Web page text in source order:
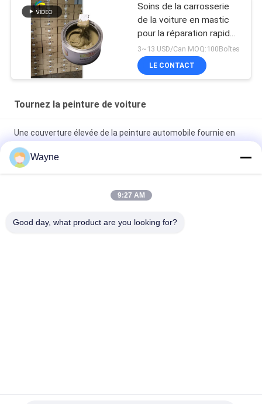
Soins de la carrosserie
de la voiture en mastic
pour la réparation rapide
des inégalités
3~13 USD/Can MOQ:100Boîtes
LE CONTACT
Tournez la peinture de voiture
Une couverture élevée de la peinture automobile fournie en
usine
Peinture automobile pré-mélangée Peinture acrylique pour
Inoffensif
Wayne
9:27 AM
Good day, what product are you looking for?